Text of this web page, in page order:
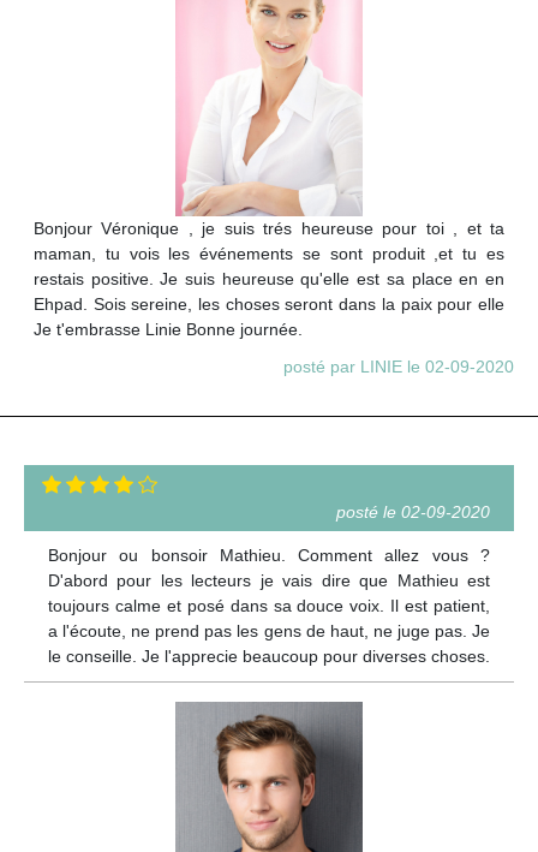
Bonjour Véronique , je suis trés heureuse pour toi , et ta
maman, tu vois les événements se sont produit ,et tu es
restais positive. Je suis heureuse qu'elle est sa place en en
Ehpad. Sois sereine, les choses seront dans la paix pour elle
Je t'embrasse Linie Bonne journée.
posté par LINIE le 02-09-2020
posté le 02-09-2020
Bonjour ou bonsoir Mathieu. Comment allez vous ?
D'abord pour les lecteurs je vais dire que Mathieu est
toujours calme et posé dans sa douce voix. Il est patient,
a l'écoute, ne prend pas les gens de haut, ne juge pas. Je
le conseille. Je l'apprecie beaucoup pour diverses choses.